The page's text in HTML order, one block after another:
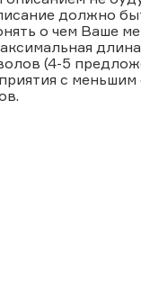
должно
о чем Ваше
(4-5
с